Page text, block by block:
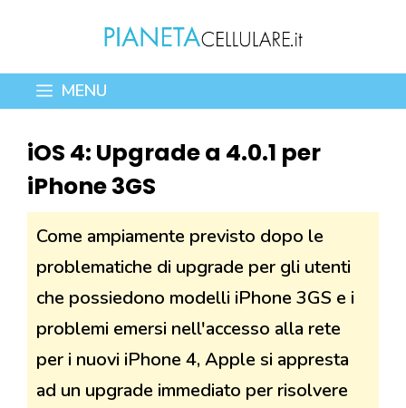
contenuto
MENU
iOS 4: Upgrade a 4.0.1 per
iPhone 3GS
Come ampiamente previsto dopo le
problematiche di upgrade per gli utenti
che possiedono modelli iPhone 3GS e i
problemi emersi nell'accesso alla rete
per i nuovi iPhone 4, Apple si appresta
ad un upgrade immediato per risolvere